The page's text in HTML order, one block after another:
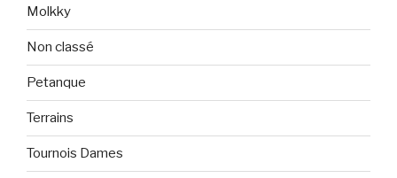
Molkky
Non classé
Petanque
Terrains
Tournois Dames